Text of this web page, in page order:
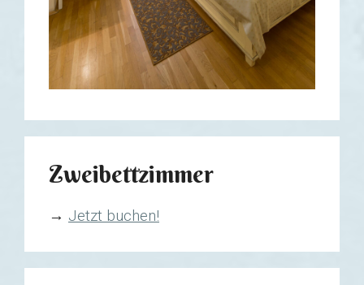
Zweibettzimmer
→ Jetzt buchen!